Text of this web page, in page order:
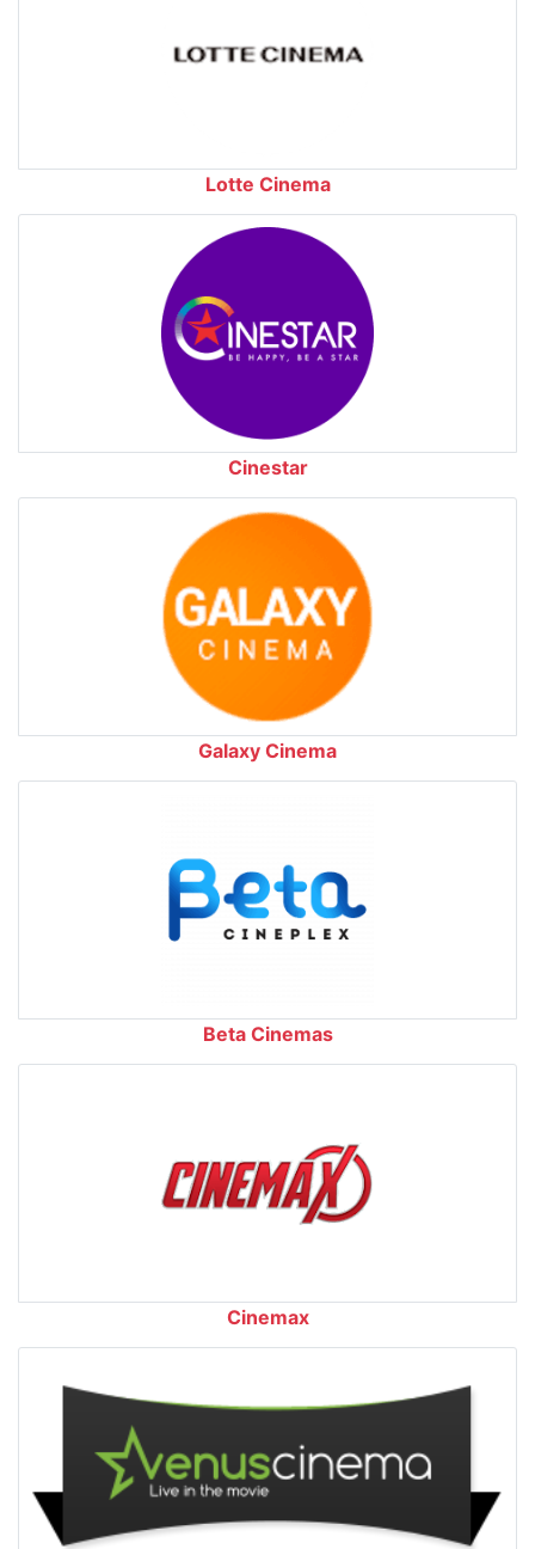
Lotte Cinema
Cinestar
Galaxy Cinema
Beta Cinemas
Cinemax